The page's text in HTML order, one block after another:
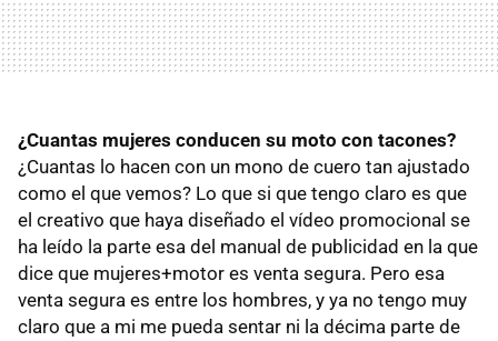
¿Cuantas mujeres conducen su moto con tacones?
¿Cuantas lo hacen con un mono de cuero tan ajustado
como el que vemos? Lo que si que tengo claro es que
el creativo que haya diseñado el vídeo promocional se
ha leído la parte esa del manual de publicidad en la que
dice que mujeres+motor es venta segura. Pero esa
venta segura es entre los hombres, y ya no tengo muy
claro que a mi me pueda sentar ni la décima parte de